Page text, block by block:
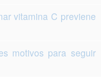
vitamina C previene
motivos para seguir